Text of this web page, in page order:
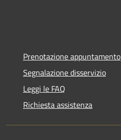
Prenotazione appuntamento
Segnalazione disservizio
Leggi le FAQ
Richiesta assistenza